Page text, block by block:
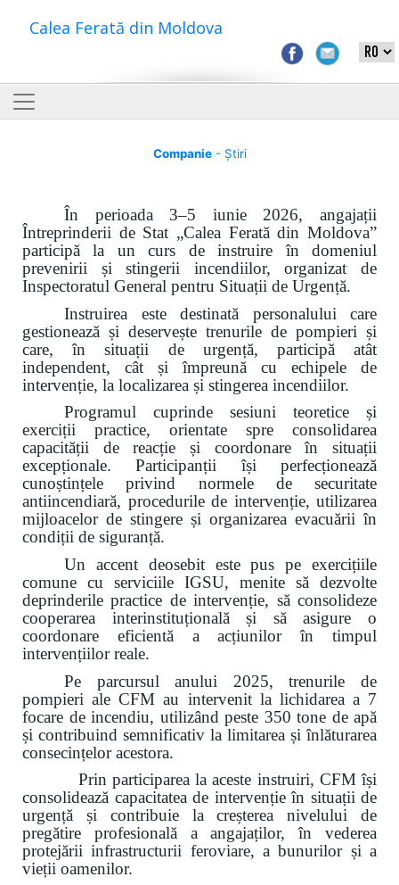
Calea Ferată din Moldova
Companie- Știri
În perioada 3–5 iunie 2026, angajații
Întreprinderii de Stat „Calea Ferată din Moldova”
participă la un curs de instruire în domeniul
prevenirii și stingerii incendiilor, organizat de
Inspectoratul General pentru Situații de Urgență.
Instruirea este destinată personalului care
gestionează și deservește trenurile de pompieri și
care, în situații de urgență, participă atât
independent, cât și împreună cu echipele de
intervenție, la localizarea și stingerea incendiilor.
Programul cuprinde sesiuni teoretice și
exerciții practice, orientate spre consolidarea
capacității de reacție și coordonare în situații
excepționale. Participanții își perfecționează
cunoștințele privind normele de securitate
antiincendiară, procedurile de intervenție, utilizarea
mijloacelor de stingere și organizarea evacuării în
condiții de siguranță.
Un accent deosebit este pus pe exercițiile
comune cu serviciile IGSU, menite să dezvolte
deprinderile practice de intervenție, să consolideze
cooperarea interinstituțională și să asigure o
coordonare eficientă a acțiunilor în timpul
intervențiilor reale.
Pe parcursul anului 2025, trenurile de
pompieri ale CFM au intervenit la lichidarea a 7
focare de incendiu, utilizând peste 350 tone de apă
și contribuind semnificativ la limitarea și înlăturarea
consecințelor acestora.
Prin participarea la aceste instruiri, CFM își
consolidează capacitatea de intervenție în situații de
urgență și contribuie la creșterea nivelului de
pregătire profesională a angajaților, în vederea
protejării infrastructurii feroviare, a bunurilor și a
vieții oamenilor.